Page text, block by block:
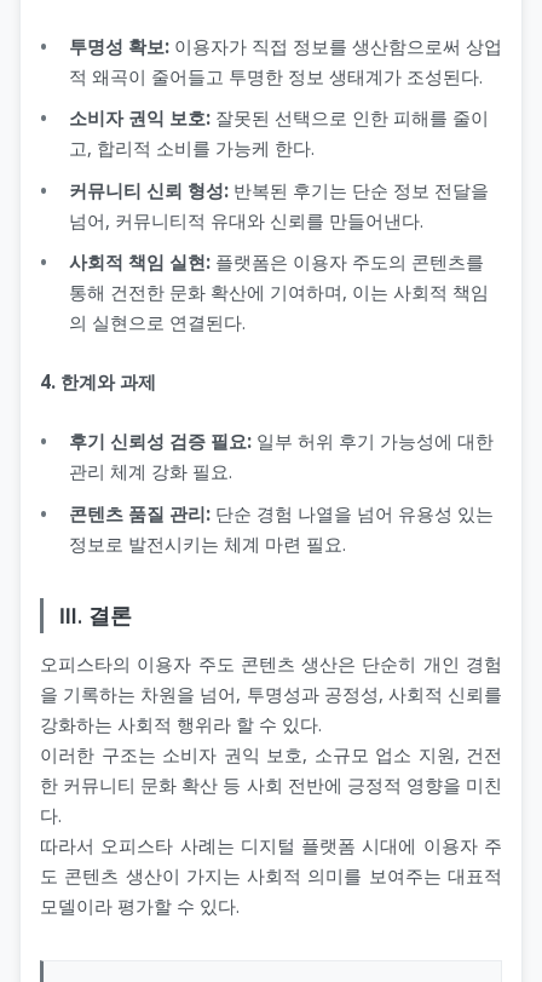
투명성 확보: 이용자가 직접 정보를 생산함으로써 상업
적 왜곡이 줄어들고 투명한 정보 생태계가 조성된다.
소비자 권익 보호: 잘못된 선택으로 인한 피해를 줄이
고, 합리적 소비를 가능케 한다.
커뮤니티 신뢰 형성: 반복된 후기는 단순 정보 전달을
넘어, 커뮤니티적 유대와 신뢰를 만들어낸다.
사회적 책임 실현: 플랫폼은 이용자 주도의 콘텐츠를
통해 건전한 문화 확산에 기여하며, 이는 사회적 책임
의 실현으로 연결된다.
4. 한계와 과제
후기 신뢰성 검증 필요: 일부 허위 후기 가능성에 대한
관리 체계 강화 필요.
콘텐츠 품질 관리: 단순 경험 나열을 넘어 유용성 있는
정보로 발전시키는 체계 마련 필요.
Ⅲ. 결론
오피스타의 이용자 주도 콘텐츠 생산은 단순히 개인 경험
을 기록하는 차원을 넘어, 투명성과 공정성, 사회적 신뢰를
강화하는 사회적 행위라 할 수 있다.
이러한 구조는 소비자 권익 보호, 소규모 업소 지원, 건전
한 커뮤니티 문화 확산 등 사회 전반에 긍정적 영향을 미친
다.
따라서 오피스타 사례는 디지털 플랫폼 시대에 이용자 주
도 콘텐츠 생산이 가지는 사회적 의미를 보여주는 대표적
모델이라 평가할 수 있다.